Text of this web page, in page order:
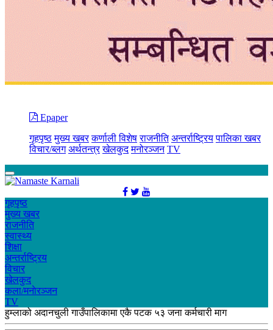
Epaper
गृहपृष्ठ मुख्य खबर कर्णाली विशेष राजनीति अन्तर्राष्ट्रिय पालिका खबर
विचार/ब्लग अर्थतन्त्र खेलकुद मनोरञ्जन TV
गृहपृष्ठ
मुख्य खबर
राजनीति
स्वास्थ्य
शिक्षा
अन्तर्राष्ट्रिय
विचार
खेलकुद
कला/मनाेरञ्जन
TV
हुम्लाको अदानचुली गाउँपालिकामा एकै पटक ५३ जना कर्मचारी माग